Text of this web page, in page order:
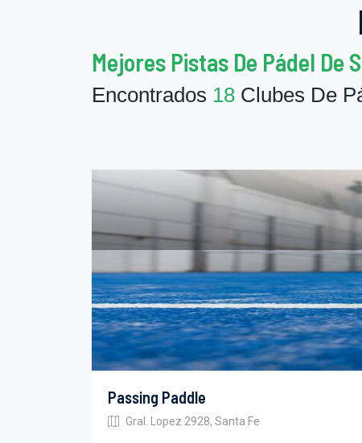
Mejores Pistas De Pádel De
Encontrados 18 Clubes De
Passing Paddle
Gral. Lopez 2928, Santa Fe